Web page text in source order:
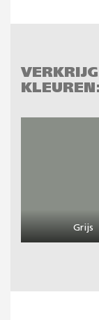
KLEUREN:
Grijs